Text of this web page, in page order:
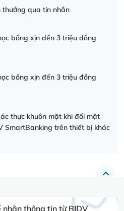
qua tin nhắn
bổng xịn đến 3 triệu đồng
bổng xịn đến 3 triệu đồng
thực khuôn mặt khi đổi mật
SmartBanking trên thiết bị khác
thông tin từ BIDV